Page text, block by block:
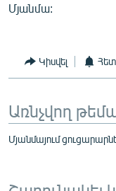
«Ազատության»
Մյանմա:
Կիսվել
Առնչվող
Մյանմայում